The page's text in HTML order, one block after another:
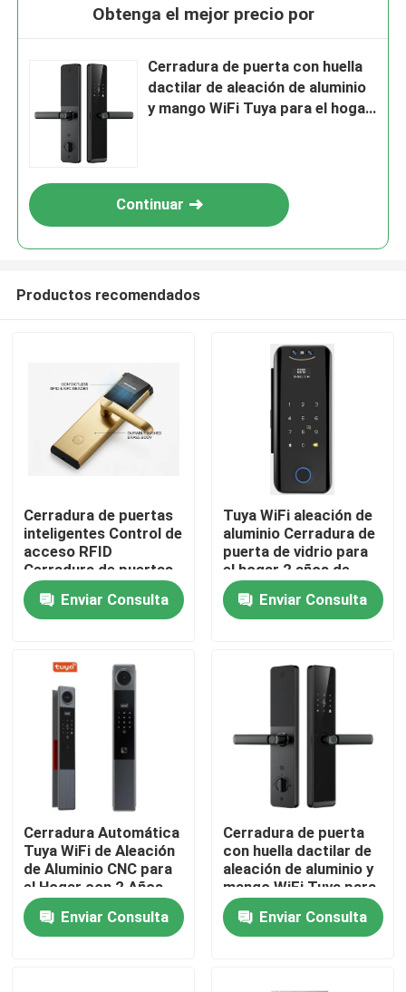
En casa
Productos
Los vídeos
Recorrido por la fábrica
Control de calidad
Noticias
Casos de trabajo
Solicitar una cita
Obtenga el mejor precio por
Cerradura de puerta con huella
dactilar de aleación de aluminio
y mango WiFi Tuya para el hogar,
Continuar
Productos recomendados
Cerradura de puertas
inteligentes Control de
acceso RFID
Cerradura de puertas
de hoteles Cerradura
electrónicaEnviar Consulta
Tuya WiFi aleación de
aluminio Cerradura de
puerta de vidrio para
el hogar 2 años de
garantía,E-186-3D
Enviar Consulta
Cerradura Automática
Tuya WiFi de Aleación
de Aluminio CNC para
el Hogar con 2 Años
de Garantía, E-739
Enviar Consulta
Cerradura de puerta
con huella dactilar de
aleación de aluminio y
mango WiFi Tuya para
el hogar, 2 años de
garantía, E-599
Enviar Consulta